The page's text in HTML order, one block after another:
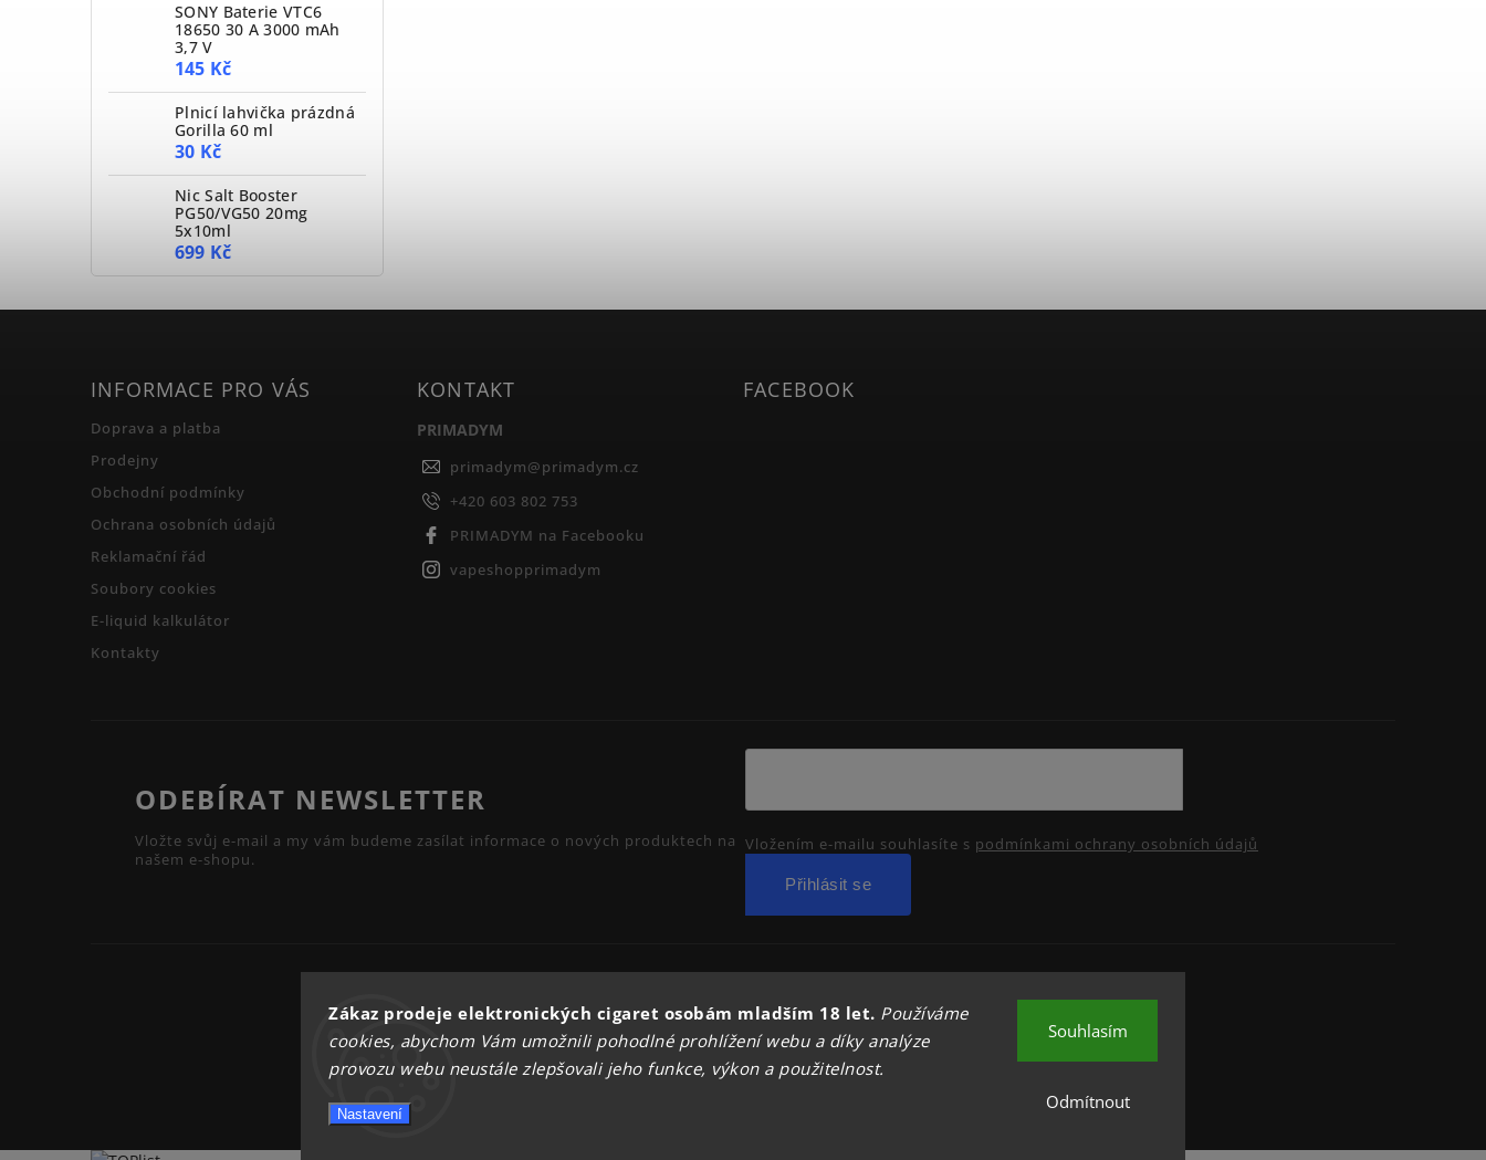
Zákaz prodeje elektronických cigaret osobám mladším 18 let. Používáme
cookies, abychom Vám umožnili pohodlné prohlížení webu a díky analýze
provozu webu neustále zlepšovali jeho funkce, výkon a použitelnost.
Nastavení
Odmítnout
Souhlasím
SONY Baterie VTC6
18650 30 A 3000 mAh
3,7 V
145 Kč
Plnicí lahvička prázdná
Gorilla 60 ml
30 Kč
Nic Salt Booster
PG50/VG50 20mg
5x10ml
699 Kč
INFORMACE PRO VÁS
Doprava a platba
Prodejny
Obchodní podmínky
Ochrana osobních údajů
Reklamační řád
Soubory cookies
E-liquid kalkulátor
Kontakty
KONTAKT
PRIMADYM
primadym@primadym.cz
+420 603 802 753
PRIMADYM na Facebooku
vapeshopprimadym
FACEBOOK
ODEBÍRAT NEWSLETTER
Vložte svůj e-mail a my vám budeme zasílat informace o nových produktech na
našem e-shopu.
Vložením e-mailu souhlasíte s podmínkami ochrany osobních údajů
Přihlásit se
Upravit nastavení cookies
Vytvořil Shoptet| DesignShoptak.cz.